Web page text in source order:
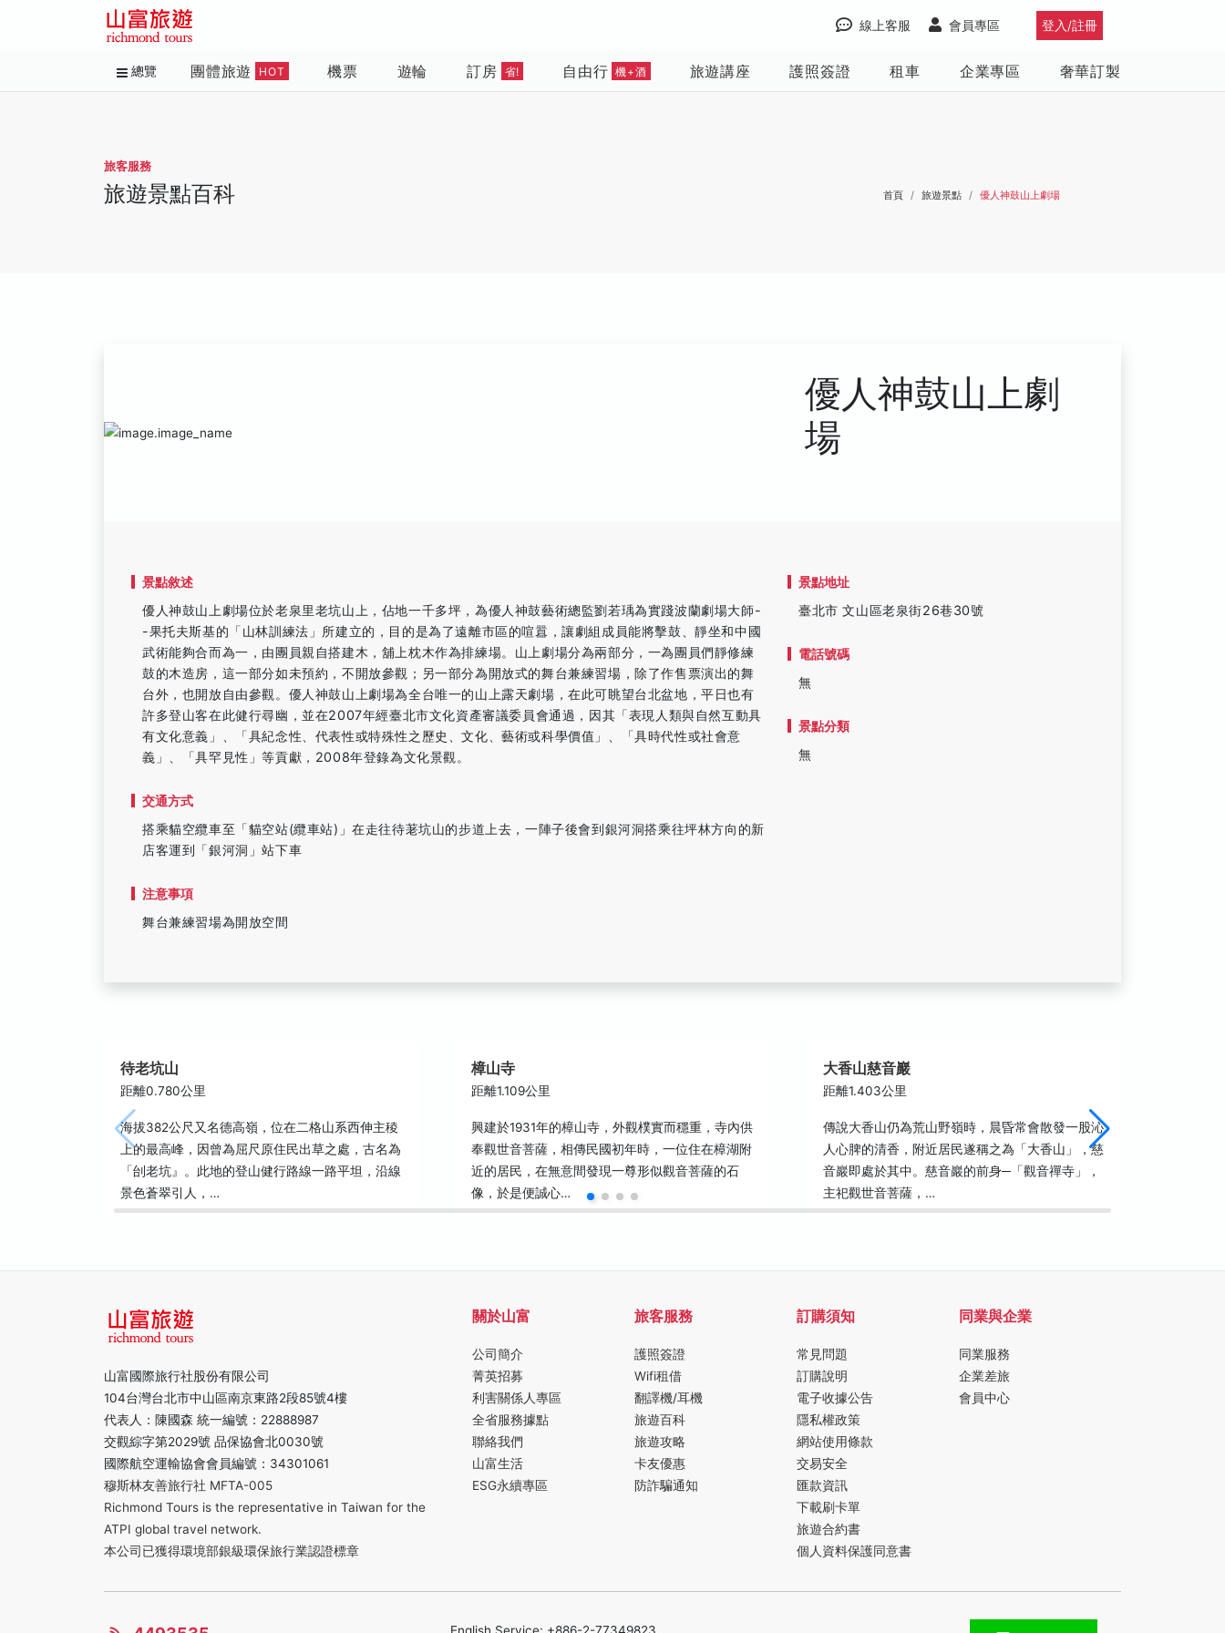
登入/註冊
會員專區
線上客服
總覽 團體旅遊 HOT 機票 遊輪 訂房 省! 自由行 機+酒 旅遊講座 護照簽證 租車 企業專區 奢華訂製
旅客服務
旅遊景點百科 首頁 旅遊景點 優人神鼓山上劇場
優人神鼓山上劇
場
景點敘述
優人神鼓山上劇場位於老泉里老坑山上，佔地一千多坪，為優人神鼓藝術總監劉若瑀為實踐波蘭劇場大師-
-果托夫斯基的「山林訓練法」所建立的，目的是為了遠離市區的喧囂，讓劇組成員能將擊鼓、靜坐和中國
武術能夠合而為一，由團員親自搭建木，舖上枕木作為排練場。山上劇場分為兩部分，一為團員們靜修練
鼓的木造房，這一部分如未預約，不開放參觀；另一部分為開放式的舞台兼練習場，除了作售票演出的舞
台外，也開放自由參觀。優人神鼓山上劇場為全台唯一的山上露天劇場，在此可眺望台北盆地，平日也有
許多登山客在此健行尋幽，並在2007年經臺北市文化資產審議委員會通過，因其「表現人類與自然互動具
有文化意義」、「具紀念性、代表性或特殊性之歷史、文化、藝術或科學價值」、「具時代性或社會意
義」、「具罕見性」等貢獻，2008年登錄為文化景觀。
交通方式
搭乘貓空纜車至「貓空站(纜車站)」在走往待荖坑山的步道上去，一陣子後會到銀河洞搭乘往坪林方向的新
店客運到「銀河洞」站下車
注意事項
舞台兼練習場為開放空間
景點地址
臺北市 文山區老泉街26巷30號
電話號碼
無
景點分類
無
待老坑山
距離0.780公里
海拔382公尺又名德高嶺，位在二格山系西伸主稜
上的最高峰，因曾為屈尺原住民出草之處，古名為
「刣老坑』。此地的登山健行路線一路平坦，沿線
景色蒼翠引人，…
樟山寺
距離1.109公里
興建於1931年的樟山寺，外觀樸實而穩重，寺內供
奉觀世音菩薩，相傳民國初年時，一位住在樟湖附
近的居民，在無意間發現一尊形似觀音菩薩的石
像，於是便誠心…
大香山慈音巖
距離1.403公里
傳說大香山仍為荒山野嶺時，晨昏常會散發一股沁
人心脾的清香，附近居民遂稱之為「大香山」，慈
音巖即處於其中。慈音巖的前身─「觀音禪寺」，
主祀觀世音菩薩，…
山富國際旅行社股份有限公司
104台灣台北市中山區南京東路2段85號4樓
代表人：陳國森 統一編號：22888987
交觀綜字第2029號 品保協會北0030號
國際航空運輸協會會員編號：34301061
穆斯林友善旅行社 MFTA-005
Richmond Tours is the representative in Taiwan for the
ATPI global travel network.
本公司已獲得環境部銀級環保旅行業認證標章
關於山富
公司簡介
菁英招募
利害關係人專區
全省服務據點
聯絡我們
山富生活
ESG永續專區
旅客服務
護照簽證
Wifi租借
翻譯機/耳機
旅遊百科
旅遊攻略
卡友優惠
防詐騙通知
訂購須知
常見問題
訂購說明
電子收據公告
隱私權政策
網站使用條款
交易安全
匯款資訊
下載刷卡單
旅遊合約書
個人資料保護同意書
同業與企業
同業服務
企業差旅
會員中心